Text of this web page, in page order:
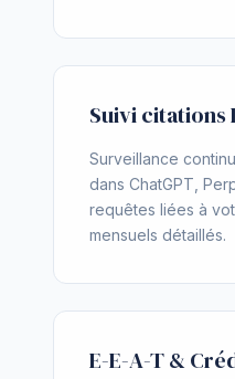
Suivi citations
Surveillance
dans ChatGPT,
requêtes liées à
mensuels détaillés.
E-E-A-T &